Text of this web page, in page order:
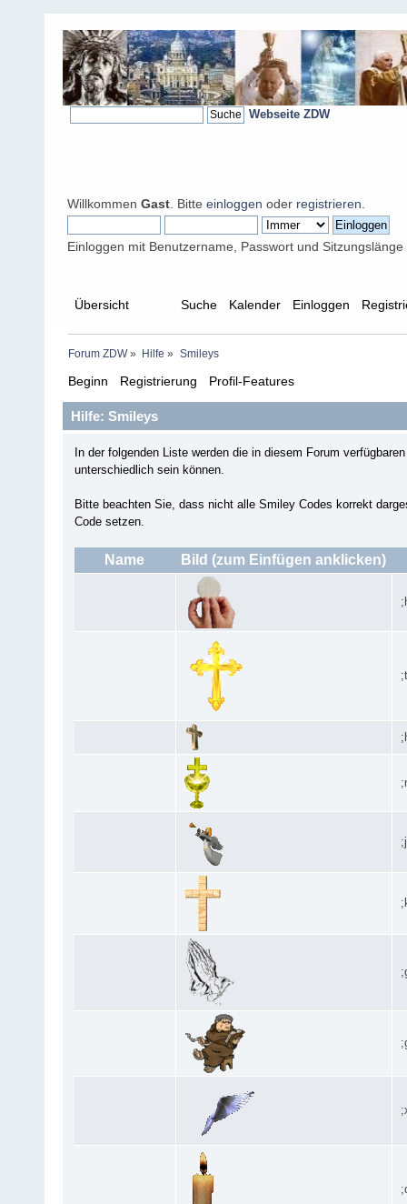
Webseite ZDW
Willkommen Gast . Bitte einloggen oder registrieren
Einloggen mit Benutzername, Passwort und Sitzungslänge
Übersicht Suche Kalender Einloggen
Forum ZDW» Hilfe » Smileys
Beginn Registrierung Profil-Features
Hilfe: Smileys
In der folgenden Liste werden die in diesem Forum
unterschiedlich sein können.
Bitte beachten Sie, dass nicht alle Smiley Codes korrekt
Code setzen.
Name Bild (zum Einfügen anklicken)